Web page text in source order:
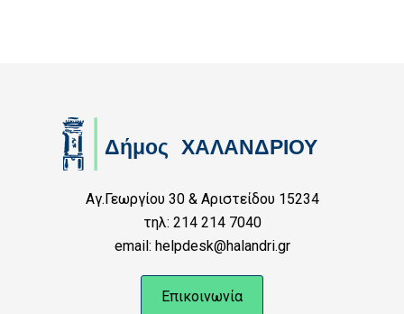
Αγ.Γεωργίου 30 & Αριστείδου 15234
τηλ: 214 214 7040
email: helpdesk@halandri.gr
Επικοινωνία